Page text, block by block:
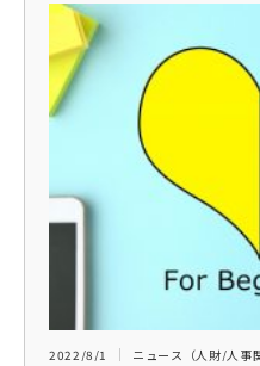
2022/8/1 ニュース（人財/人事